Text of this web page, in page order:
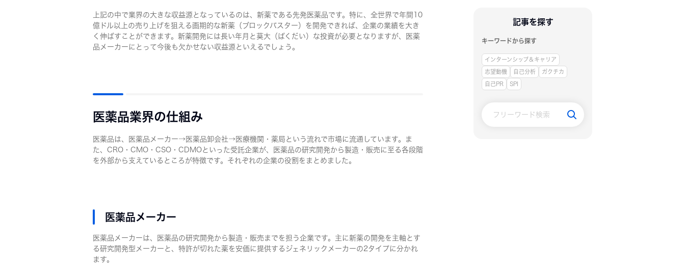
上記の中で業界の大きな収益源となっているのは、新薬である先発医薬品です。特に、全世界で年間10
億ドル以上の売り上げを狙える画期的な新薬（ブロックバスター）を開発できれば、企業の業績を大き
く伸ばすことができます。新薬開発には長い年月と莫大（ばくだい）な投資が必要となりますが、医薬
品メーカーにとって今後も欠かせない収益源といえるでしょう。
医薬品業界の仕組み
医薬品は、医薬品メーカー→医薬品卸会社→医療機関・薬局という流れで市場に流通しています。ま
た、CRO・CMO・CSO・CDMOといった受託企業が、医薬品の研究開発から製造・販売に至る各段階
を外部から支えているところが特徴です。それぞれの企業の役割をまとめました。
医薬品メーカー
医薬品メーカーは、医薬品の研究開発から製造・販売までを担う企業です。主に新薬の開発を主軸とす
る研究開発型メーカーと、特許が切れた薬を安価に提供するジェネリックメーカーの2タイプに分かれ
ます。
記事を探す
キーワードから探す
インターンシップ＆キャリア
志望動機 自己分析 ガクチカ
自己PR SPI